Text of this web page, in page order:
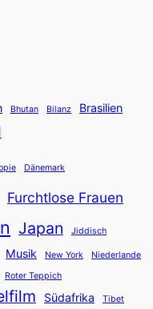
Bhutan Bilanz Brasilien
Dänemark
Furchtlose Frauen
Japan Jiddisch
Musik New York
Niederlande
Roter Teppich
Südafrika Tibet